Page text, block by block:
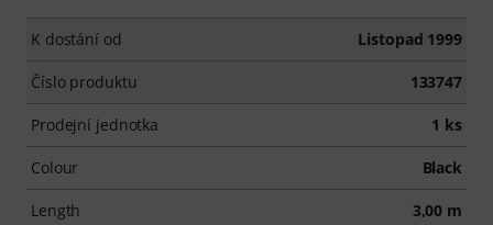
K dostání od Listopad 1999
Číslo produktu 133747
Prodejní jednotka 1 ks
Colour Black
Length 3,00 m